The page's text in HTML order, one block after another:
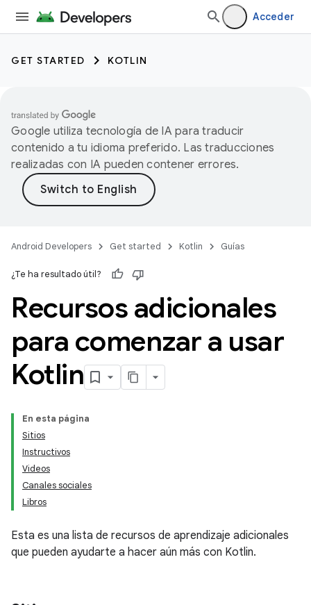
Acceder
GET STARTED KOTLIN
Google utiliza tecnología de IA para traducir
contenido a tu idioma preferido. Las traducciones
realizadas con IA pueden contener errores.
Android Developers Get started Kotlin Guías
¿Te ha resultado útil?
Recursos adicionales
para comenzar a usar
Kotlin
En esta página
Sitios
Instructivos
Videos
Canales sociales
Libros
Esta es una lista de recursos de aprendizaje adicionales
que pueden ayudarte a hacer aún más con Kotlin.